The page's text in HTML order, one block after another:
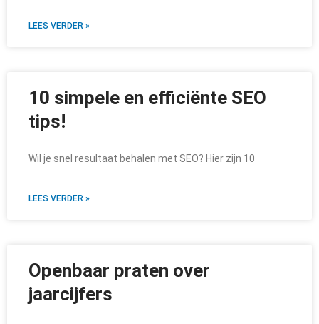
LEES VERDER »
10 simpele en efficiënte SEO
tips!
Wil je snel resultaat behalen met SEO? Hier zijn 10
LEES VERDER »
Openbaar praten over
jaarcijfers